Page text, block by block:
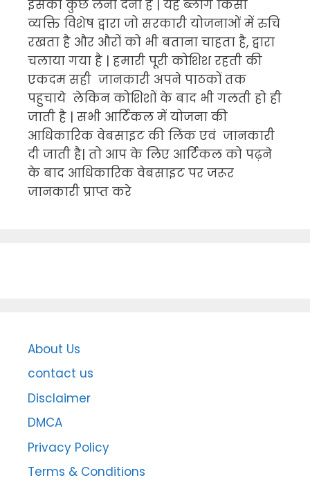
इसका कुछ लेना देना है | यह ब्लॉग किसी
व्यक्ति विशेष द्वारा जो सरकारी योजनाओं में रुचि
रखता है और औरों को भी बताना चाहता है, द्वारा
चलाया गया है | हमारी पूरी कोशिश रहती की
एकदम सही जानकारी अपने पाठकों तक
पहुचाये लेकिन कोशिशों के बाद भी गलती हो ही
जाती है | सभी आर्टिकल में योजना की
आधिकारिक वेबसाइट की लिंक एवं जानकारी
दी जाती है| तो आप के लिए आर्टिकल को पढ़ने
के बाद आधिकारिक वेबसाइट पर जरूर
जानकारी प्राप्त करे
About Us
contact us
Disclaimer
DMCA
Privacy Policy
Terms & Conditions